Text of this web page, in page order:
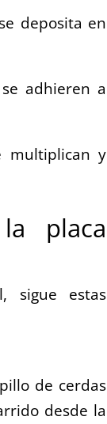
deposita en
adhieren a
multiplican y
placa
sigue estas
de cerdas
desde la